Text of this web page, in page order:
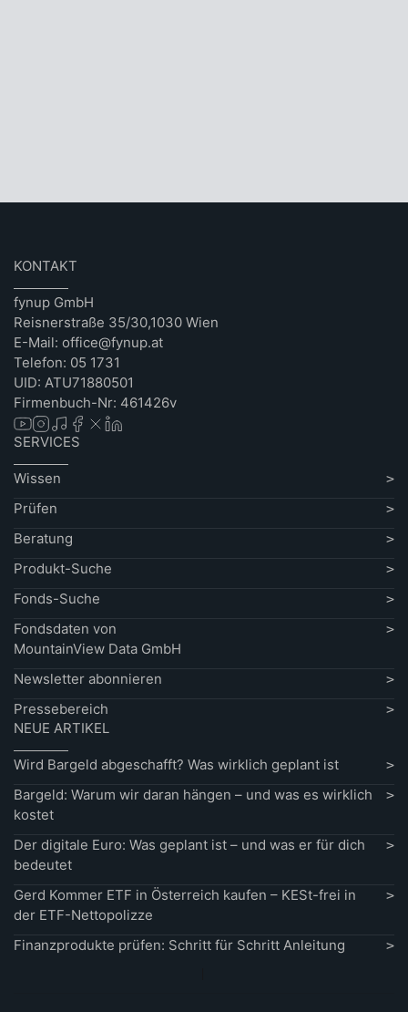
KONTAKT
fynup GmbH
Reisnerstraße 35/30,1030 Wien
E-Mail: office@fynup.at
Telefon: 05 1731
UID: ATU71880501
Firmenbuch-Nr: 461426v
SERVICES
Wissen
Prüfen
Beratung
Produkt-Suche
Fonds-Suche
Fondsdaten von
MountainView Data GmbH
Newsletter abonnieren
Pressebereich
NEUE ARTIKEL
Wird Bargeld abgeschafft? Was wirklich geplant ist
Bargeld: Warum wir daran hängen – und was es wirklich
kostet
Der digitale Euro: Was geplant ist – und was er für dich
bedeutet
Gerd Kommer ETF in Österreich kaufen – KESt-frei in
der ETF-Nettopolizze
Finanzprodukte prüfen: Schritt für Schritt Anleitung